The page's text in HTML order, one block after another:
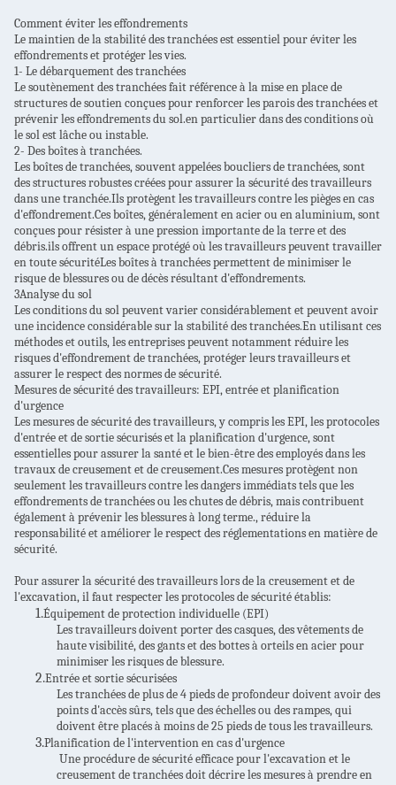
Comment éviter les effondrements
Le maintien de la stabilité des tranchées est essentiel pour éviter les
effondrements et protéger les vies.
1- Le débarquement des tranchées
Le soutènement des tranchées fait référence à la mise en place de
structures de soutien conçues pour renforcer les parois des tranchées et
prévenir les effondrements du sol.en particulier dans des conditions où
le sol est lâche ou instable.
2- Des boîtes à tranchées.
Les boîtes de tranchées, souvent appelées boucliers de tranchées, sont
des structures robustes créées pour assurer la sécurité des travailleurs
dans une tranchée.Ils protègent les travailleurs contre les pièges en cas
d'effondrement.Ces boîtes, généralement en acier ou en aluminium, sont
conçues pour résister à une pression importante de la terre et des
débris.ils offrent un espace protégé où les travailleurs peuvent travailler
en toute sécuritéLes boîtes à tranchées permettent de minimiser le
risque de blessures ou de décès résultant d'effondrements.
3Analyse du sol
Les conditions du sol peuvent varier considérablement et peuvent avoir
une incidence considérable sur la stabilité des tranchées.En utilisant ces
méthodes et outils, les entreprises peuvent notamment réduire les
risques d'effondrement de tranchées, protéger leurs travailleurs et
assurer le respect des normes de sécurité.
Mesures de sécurité des travailleurs: EPI, entrée et planification
d'urgence
Les mesures de sécurité des travailleurs, y compris les EPI, les protocoles
d'entrée et de sortie sécurisés et la planification d'urgence, sont
essentielles pour assurer la santé et le bien-être des employés dans les
travaux de creusement et de creusement.Ces mesures protègent non
seulement les travailleurs contre les dangers immédiats tels que les
effondrements de tranchées ou les chutes de débris, mais contribuent
également à prévenir les blessures à long terme., réduire la
responsabilité et améliorer le respect des réglementations en matière de
sécurité.
Pour assurer la sécurité des travailleurs lors de la creusement et de
l'excavation, il faut respecter les protocoles de sécurité établis:
1.Équipement de protection individuelle (EPI)
Les travailleurs doivent porter des casques, des vêtements de
haute visibilité, des gants et des bottes à orteils en acier pour
minimiser les risques de blessure.
2.Entrée et sortie sécurisées
Les tranchées de plus de 4 pieds de profondeur doivent avoir des
points d'accès sûrs, tels que des échelles ou des rampes, qui
doivent être placés à moins de 25 pieds de tous les travailleurs.
3.Planification de l'intervention en cas d'urgence
Une procédure de sécurité efficace pour l'excavation et le
creusement de tranchées doit décrire les mesures à prendre en